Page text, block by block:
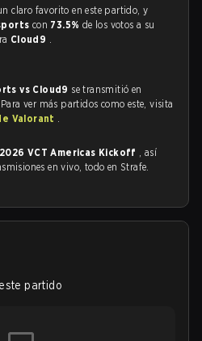
claro favorito en este partido, y
con 73.5% de los votos a su
Cloud9 .
vs Cloud9 se transmitió en
ver más partidos como este, visita
Valorant .
2026 VCT Americas Kickoff , así
en vivo, todo en Strafe.
partido